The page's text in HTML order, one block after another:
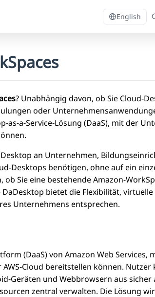
English
? Unabhängig davon, ob Sie Cloud-
oder
a-Service-Lösung (DaaS), mit der
an Unternehmen,
Desktops benötigen, ohne auf ein
Sie eine bestehende Amazon-
bietet die Flexibilität,
Unternehmens entsprechen.
(DaaS) von Amazon Web Services,
Cloud bereitstellen können. Nutzer
Geräten und Webbrowsern aus
zentral verwalten. Die Lösung